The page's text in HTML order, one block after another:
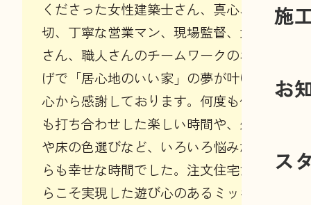
施
お
ス
くださった女性建築士さん、真心、親
切、丁寧な営業マン、現場監督、大工
さん、職人さんのチームワークのおか
げで「居心地のいい家」の夢が叶い、
心から感謝しております。何度も何度
も打ち合わせした楽しい時間や、外装
や床の色選びなど、いろいろ悩みなが
らも幸せな時間でした。注文住宅だか
らこそ実現した遊び心のあるミッキー